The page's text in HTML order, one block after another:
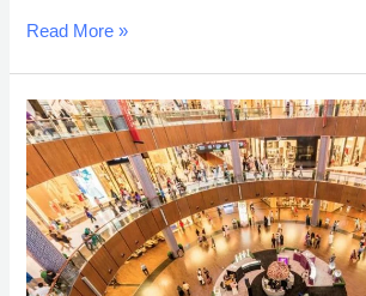
Ingin
Berikut
Hotel
BSD
Tangerang
yang
Bisa
Read More »